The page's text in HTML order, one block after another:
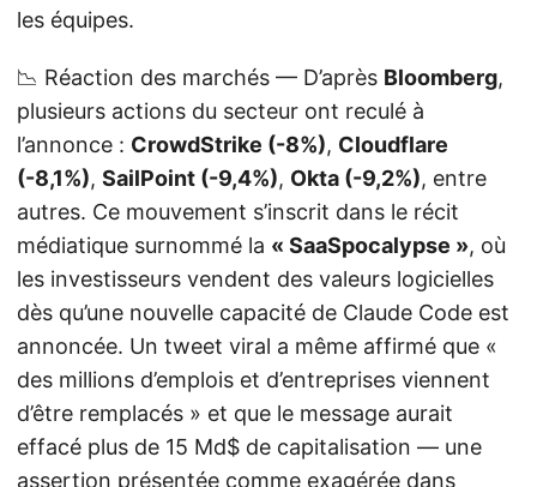
les équipes.
📉 Réaction des marchés — D’après Bloomberg,
plusieurs actions du secteur ont reculé à
l’annonce : CrowdStrike (-8%), Cloudflare
(-8,1%), SailPoint (-9,4%), Okta (-9,2%), entre
autres. Ce mouvement s’inscrit dans le récit
médiatique surnommé la « SaaSpocalypse », où
les investisseurs vendent des valeurs logicielles
dès qu’une nouvelle capacité de Claude Code est
annoncée. Un tweet viral a même affirmé que «
des millions d’emplois et d’entreprises viennent
d’être remplacés » et que le message aurait
effacé plus de 15 Md$ de capitalisation — une
assertion présentée comme exagérée dans